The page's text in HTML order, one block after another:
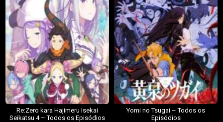
Re:Zero kara Hajimeru Isekai
Seikatsu 4 – Todos os Episódios
Yomi no Tsugai – Todos os
Episódios